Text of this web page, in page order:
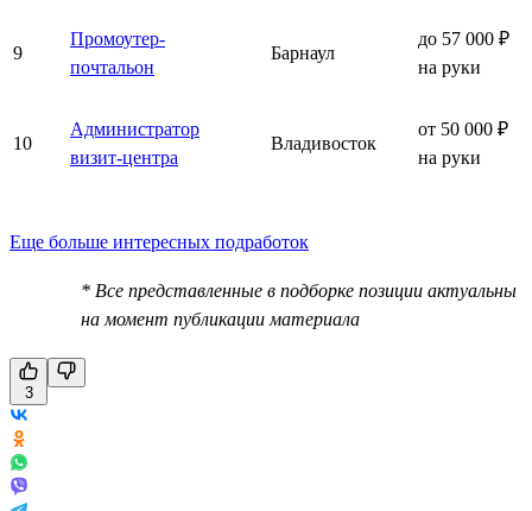
9
Промоутер-
почтальон
Барнаул
до 57 000 ₽
на руки
10
Администратор
визит-центра
Владивосток
от 50 000 ₽
на руки
Еще больше интересных подработок
* Все представленные в подборке позиции актуальны
на момент публикации материала
3